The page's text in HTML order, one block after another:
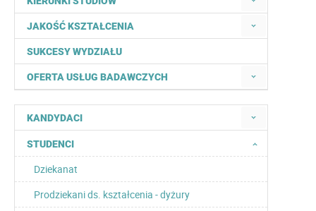
JAKOŚĆ KSZTAŁCENIA
SUKCESY WYDZIAŁU
OFERTA USŁUG BADAWCZYCH
KANDYDACI
STUDENCI
Dziekanat
Prodziekani ds. kształcenia - dyżury